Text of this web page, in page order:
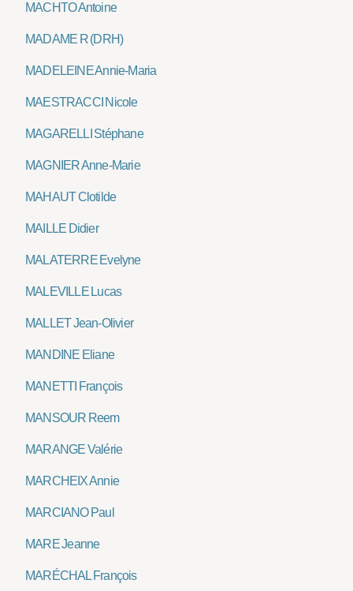
MACHTO Antoine
MADAME R (DRH)
MADELEINE Annie-Maria
MAESTRACCI Nicole
MAGARELLI Stéphane
MAGNIER Anne-Marie
MAHAUT Clotilde
MAILLE Didier
MALATERRE Evelyne
MALEVILLE Lucas
MALLET Jean-Olivier
MANDINE Eliane
MANETTI François
MANSOUR Reem
MARANGE Valérie
MARCHEIX Annie
MARCIANO Paul
MARE Jeanne
MARÉCHAL François